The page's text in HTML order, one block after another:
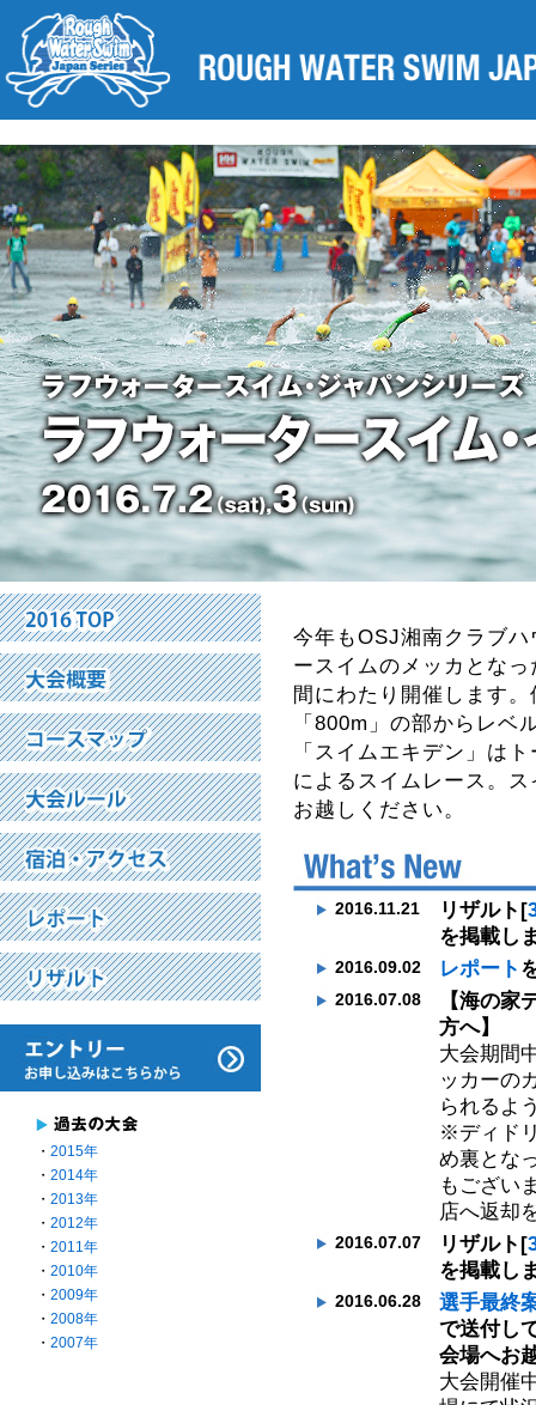
・ 2015年
・ 2014年
・ 2013年
・ 2012年
・ 2011年
・ 2010年
・ 2009年
・ 2008年
・ 2007年
今年もOSJ湘南クラブ
ースイムのメッカとな
間にわたり開催します
「800m」の部からレベ
「スイムエキデン」は
によるスイムレース。
お越しください。
2016.11.21 リザルト[
を掲載し
2016.09.02 レポート
2016.07.08
【海の家
方へ】
大会期間
ッカーの
られるよ
※ディド
め裏とな
もござい
店へ返却
2016.07.07 リザルト[
を掲載し
2016.06.28
選手最終
で送付し
会場へお
大会開催